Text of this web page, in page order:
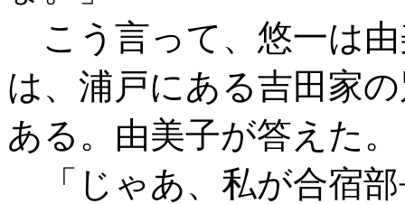
こう言って、悠一は
は、浦戸にある吉田家
ある。由美子が答えた。
「じゃあ、私が合宿